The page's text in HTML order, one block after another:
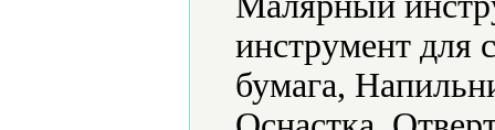
инструмент для
бумага,